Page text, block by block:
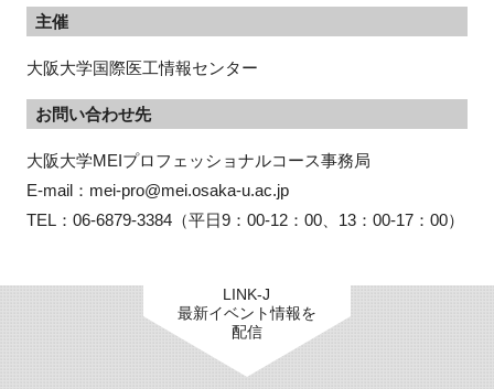
主催
大阪大学国際医工情報センター
お問い合わせ先
大阪大学MEIプロフェッショナルコース事務局
E-mail：mei-pro@mei.osaka-u.ac.jp
TEL：06-6879-3384（平日9：00-12：00、13：00-17：00）
LINK-J
最新イベント情報を
配信